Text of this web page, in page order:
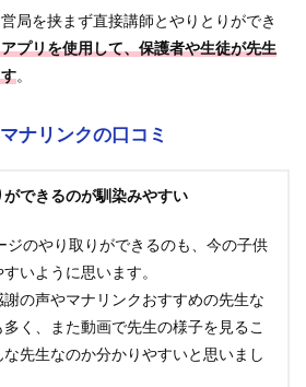
局を挟まず直接講師とやりとりができ
プリを使用して、保護者や生徒が先生
。
ナリンクの口コミ
できるのが馴染みやすい
ジのやり取りができるのも、今の子供
いように思います。
の声やマナリンクおすすめの先生な
く、また動画で先生の様子を見るこ
先生なのか分かりやすいと思いまし